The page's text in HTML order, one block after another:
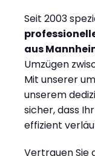
Seit 2003
aus
Umzügen
Mit unserer
unserem
sicher, dass
effizient
Vertrauen Sie